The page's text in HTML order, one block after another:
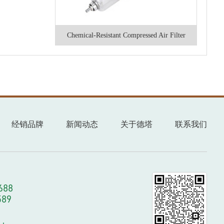
Chemical-Resistant Compressed Air Filter
Regulators for Particle Removal
经销品牌 新闻动态 关于德塔 联系我们